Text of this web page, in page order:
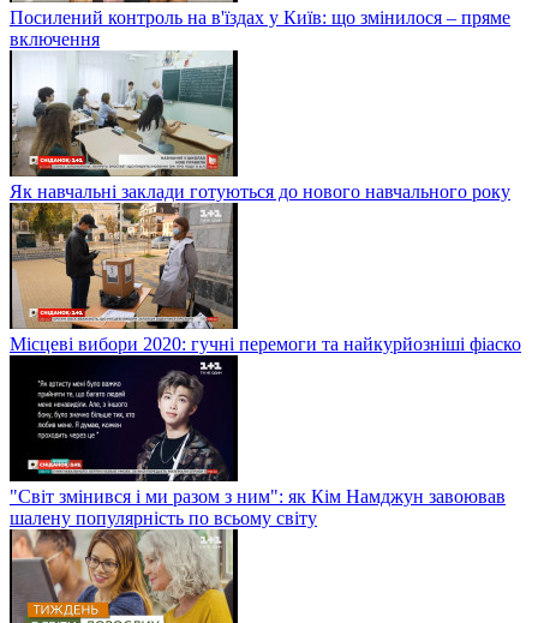
Посилений контроль на в'їздах у Київ: що змінилося – пряме
включення
Як навчальні заклади готуються до нового навчального року
Місцеві вибори 2020: гучні перемоги та найкурйозніші фіаско
"Світ змінився і ми разом з ним": як Кім Намджун завоював
шалену популярність по всьому світу